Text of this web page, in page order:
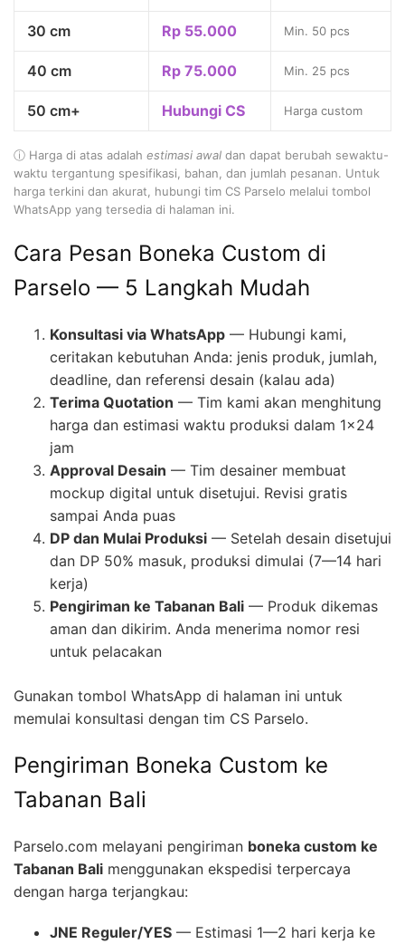
30 cm Rp 55.000 Min. 50 pcs
40 cm Rp 75.000 Min. 25 pcs
50 cm+ Hubungi CS Harga custom
ⓘ Harga di atas adalah estimasi awal dan dapat berubah sewaktu-
waktu tergantung spesifikasi, bahan, dan jumlah pesanan. Untuk
harga terkini dan akurat, hubungi tim CS Parselo melalui tombol
WhatsApp yang tersedia di halaman ini.
Cara Pesan Boneka Custom di
Parselo — 5 Langkah Mudah
Konsultasi via WhatsApp — Hubungi kami,
ceritakan kebutuhan Anda: jenis produk, jumlah,
deadline, dan referensi desain (kalau ada)
Terima Quotation — Tim kami akan menghitung
harga dan estimasi waktu produksi dalam 1×24
jam
Approval Desain — Tim desainer membuat
mockup digital untuk disetujui. Revisi gratis
sampai Anda puas
DP dan Mulai Produksi — Setelah desain disetujui
dan DP 50% masuk, produksi dimulai (7—14 hari
kerja)
Pengiriman ke Tabanan Bali — Produk dikemas
aman dan dikirim. Anda menerima nomor resi
untuk pelacakan
Gunakan tombol WhatsApp di halaman ini untuk
memulai konsultasi dengan tim CS Parselo.
Pengiriman Boneka Custom ke
Tabanan Bali
Parselo.com melayani pengiriman boneka custom ke
Tabanan Bali menggunakan ekspedisi terpercaya
dengan harga terjangkau:
JNE Reguler/YES — Estimasi 1—2 hari kerja ke